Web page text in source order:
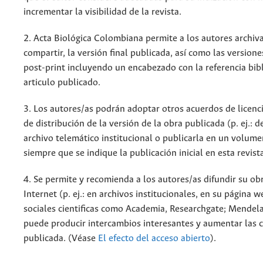
incrementar la visibilidad de la revista.
2. Acta Biológica Colombiana permite a los autores
compartir, la versión final publicada, así como las
post-print incluyendo un encabezado con la referencia
articulo publicado.
3. Los autores/as podrán adoptar otros acuerdos de
de distribución de la versión de la obra publicada (p. ej.:
archivo telemático institucional o publicarla en un
siempre que se indique la publicación inicial en esta
4. Se permite y recomienda a los autores/as difundir su
Internet (p. ej.: en archivos institucionales, en su página
sociales cientificas como Academia, Researchgate;
puede producir intercambios interesantes y aumentar las
publicada. (Véase El efecto del acceso abierto).